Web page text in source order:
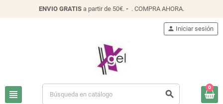
ENVIO GRATIS a partir de 50€. - . COMPRA AHORA.
view_headline search
person Iniciar sesión
0